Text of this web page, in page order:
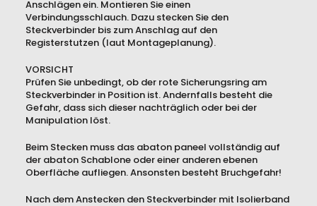
Anschlägen ein. Montieren Sie einen
Verbindungsschlauch. Dazu stecken Sie den
Steckverbinder bis zum Anschlag auf den
Registerstutzen (laut Montageplanung).
VORSICHT
Prüfen Sie unbedingt, ob der rote Sicherungsring am
Steckverbinder in Position ist. Andernfalls besteht die
Gefahr, dass sich dieser nachträglich oder bei der
Manipulation löst.
Beim Stecken muss das abaton paneel vollständig auf
der abaton Schablone oder einer anderen ebenen
Oberfläche aufliegen. Ansonsten besteht Bruchgefahr!
Nach dem Anstecken den Steckverbinder mit Isolierband